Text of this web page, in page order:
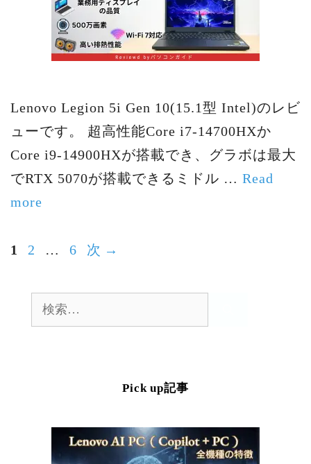
Lenovo Legion 5i Gen 10(15.1型 Intel)のレビ
ューです。 超高性能Core i7-14700HXか
Core i9-14900HXが搭載でき、グラボは最大
でRTX 5070が搭載できるミドル … Read
more
ペ
1
ペ
ジ
2 …
ペ
ジ
6 次 →
Pick up記事